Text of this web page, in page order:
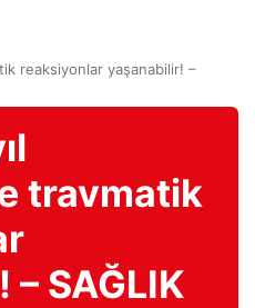
reaksiyonlar yaşanabilir! –
travmatik
SAĞLIK